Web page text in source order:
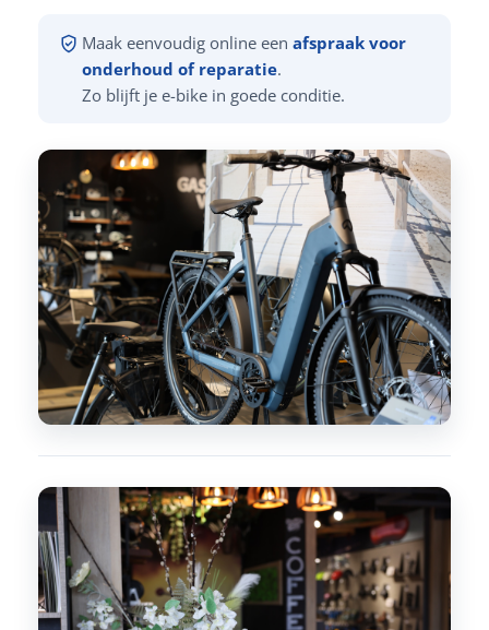
Maak eenvoudig online een afspraak voor
onderhoud of reparatie.
Zo blijft je e-bike in goede conditie.